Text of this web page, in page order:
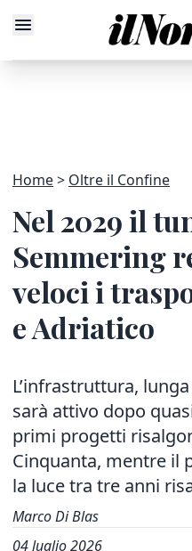
Home Oltre il Confine
Nel 2029 il
Semmering
veloci i
e Adriatico
L’infrastruttura,
sarà attivo dopo
primi progetti
Cinquanta, mentre il
la luce tra tre anni
Marco Di Blas
04 luglio 2026